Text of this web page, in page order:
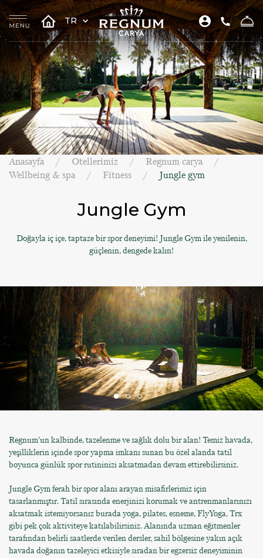
TR
Anasayfa Otellerimiz
Regnum carya
Wellbeing & spa
Fitness Jungle gym
Jungle Gym
Doğayla iç içe, taptaze bir spor deneyimi! Jungle Gym ile yenilenin,
güçlenin, dengede kalın!
Regnum’un kalbinde, tazelenme ve sağlık dolu bir alan! Temiz havada,
yeşilliklerin içinde spor yapma imkanı sunan bu özel alanda tatil
boyunca günlük spor rutininizi aksatmadan devam ettirebilirsiniz.
Jungle Gym ferah bir spor alanı arayan misafirlerimiz için
tasarlanmıştır. Tatil sırasında enerjinizi korumak ve antrenmanlarınızı
aksatmak istemiyorsanız burada yoga, pilates, esneme, FlyYoga, Trx
gibi pek çok aktiviteye katılabilirsiniz. Alanında uzman eğitmenler
tarafından belirli saatlerde verilen dersler, sahil bölgesine yakın açık
havada doğanın tazeleyici etkisiyle sıradan bir egzersiz deneyiminin